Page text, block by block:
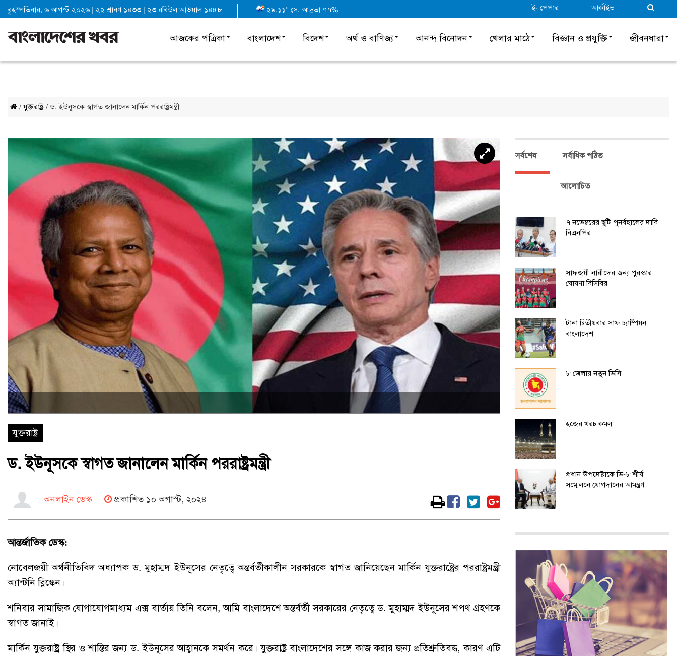
বৃহস্পতিবার, ৬ আগস্ট ২০২৬ | ২২ শ্রাবণ ১৪৩৩ | ২৩ রবিউল আউয়াল ১৪৪৮ ২৯.১১o সে. আদ্রতা ৭৭% ই- পেপার আর্কাইভ
আজকের পত্রিকা বাংলাদেশ বিদেশ অর্থ ও বাণিজ্য আনন্দ বিনোদন খেলার মাঠে বিজ্ঞান ও প্রযুক্তি জীবনধারা
/যুক্তরাষ্ট্র / ড. ইউনূসকে স্বাগত জানালেন মার্কিন পররাষ্ট্রমন্ত্রী
যুক্তরাষ্ট্র
ড. ইউনূসকে স্বাগত জানালেন মার্কিন পররাষ্ট্রমন্ত্রী
অনলাইন ডেস্ক প্রকাশিত ১০ অগাস্ট, ২০২৪
আন্তর্জাতিক ডেস্ক:
নোবেলজয়ী অর্থনীতিবিদ অধ্যাপক ড. মুহাম্মদ ইউনূসের নেতৃত্বে অন্তর্বর্তীকালীন সরকারকে স্বাগত জানিয়েছেন মার্কিন যুক্তরাষ্ট্রের পররাষ্ট্রমন্ত্রী
অ্যান্টনি ব্লিঙ্কেন।
শনিবার সামাজিক যোগাযোগমাধ্যম এক্স বার্তায় তিনি বলেন, আমি বাংলাদেশে অন্তর্বর্তী সরকারের নেতৃত্বে ড. মুহাম্মদ ইউনূসের শপথ গ্রহণকে
স্বাগত জানাই।
মার্কিন যুক্তরাষ্ট্র স্থির ও শান্তির জন্য ড. ইউনূসের আহ্বানকে সমর্থন করে। যুক্তরাষ্ট্র বাংলাদেশের সঙ্গে কাজ করার জন্য প্রতিশ্রুতিবদ্ধ, কারণ এটি
সর্বশেষ সর্বাধিক পঠিত
আলোচিত
৭ নভেম্বরের ছুটি পুনর্বহালের দাবি
বিএনপির
সাফজয়ী নারীদের জন্য পুরস্কার
ঘোষণা বিসিবির
টানা দ্বিতীয়বার সাফ চ্যাম্পিয়ন
বাংলাদেশ
৮ জেলায় নতুন ডিসি
হজের খরচ কমল
প্রধান উপদেষ্টাকে ডি-৮ শীর্ষ
সম্মেলনে যোগদানের আমন্ত্রণ